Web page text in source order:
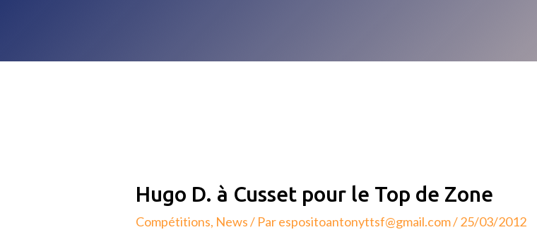
Hugo D. à Cusset pour le Top de Zone
Compétitions, News/ Parespositoantonyttsf@gmail.com/25/03/2012
Hugo
à